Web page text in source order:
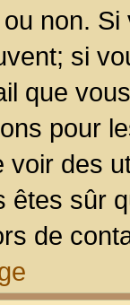
non.
si
que
pour
voir des
êtes sûr
de